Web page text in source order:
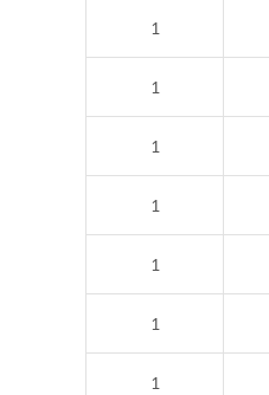
1
1
1
1
1
1
1